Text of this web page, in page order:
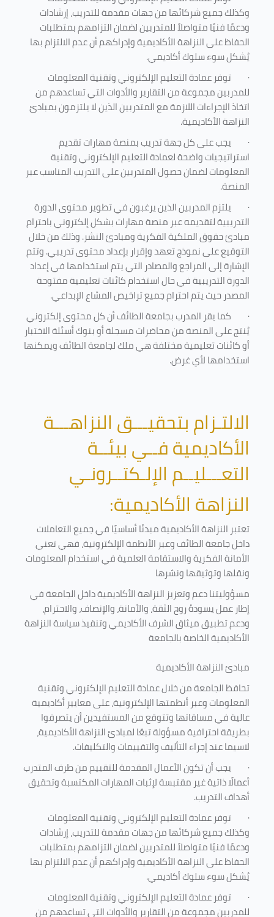
وكذلك جميع شركائها من جهات مقدمة للتدريب، إرشادات
ودعمًا فنيًا متواصلاً للمتدربين لضمان التزامهم بمتطلبات
الحفاظ على النزاهة الأكاديمية وإدراكهم أن عدم الالتزام بها
يُشكل سوء سلوك أكاديمي.
· توفر عمادة التعليم الإلكتروني وتقنية المعلومات
للمدربين مجموعة من التقارير والأدوات التي تساعدهم من
اتخاذ الإجراءات اللازمة مع المتدربين الذين لا يلتزمون بمبادئ
النزاهة الأكاديمية.
· يجب على كل جهة تدريب بمنصة مهارات تقديم
استراتيجيات واضحة لعمادة التعليم الإلكتروني وتقنية
المعلومات لضمان حصول المتدربين على التدريب المناسب عبر
المنصة.
· يلتزم المدربين الذين يرغبون في تطوير محتوى الدورة
التدريبية لتقديمه عبر منصة مهارات بشكل إلكتروني باحترام
مبادئ حقوق الملكية الفكرية ومبادئ النشر. وذلك من خلال
التوقيع على نموذج تعهد وإقرار بإعداد محتوى تدريبي. وتتم
الإشارة إلى المراجع والمصادر التي يتم استخدامها في إعداد
الدورة التدريبية في حال استخدام كائنات تعليمية مفتوحة
المصدر حيث يتم احترام جميع تراخيص المشاع الإبداعي.
· كما يقر المدرب بجامعة الطائف أن كل محتوى إلكتروني
يُنتج على المنصة من محاضرات مسجلة أو بنوك أسئلة الاختبار
أو كائنات تعليمية مختلفة هي ملك لجامعة الطائف ويمكنها
استخدامها لأي غرض.
الالتـزام بتحقيـــق النزاهـــة
الأكاديمية فــي بيئــة
التعـــليــم الإلـكتــرونـي
النزاهة الأكاديمية:
تعتبر النزاهة الأكاديمية مبدئا أساسيًا في جميع التعاملات
داخل جامعة الطائف وعبر الأنظمة الإلكترونية، فهي تعني
الأمانة الفكرية والاستقامة العلمية في استخدام المعلومات
ونقلها وتوثيقها ونشرها
مسؤوليتنا دعم وتعزيز النزاهة الأكاديمية داخل الجامعة في
إطار عمل يسودهُ روح الثقة، والأمانة، والإنصاف، والاحترام،
ودعم تطبيق ميثاق الشرف الأكاديمي وتنفيذ سياسة النزاهة
الأكاديمية الخاصة بالجامعة
مبادئ النزاهة الأكاديمية
تحافظ الجامعة من خلال عمادة التعليم الإلكتروني وتقنية
المعلومات وعبر أنظمتها الإلكترونية، على معايير أكاديمية
عالية في مساقاتها وتتوقع من المستفيدين أن يتصرفوا
بطريقة احترافية مسؤولة تبعًا لمبادئ النزاهة الأكاديمية،
لاسيما عند إجراء التأليف والتقييمات والتكليفات.
· يجب أن تكون الأعمال المقدمة للتقييم من طرف المتدرب
أعمالًا ذاتية غير مقتبسة لإثبات المهارات المكتسبة وتحقيق
أهداف التدريب.
· توفر عمادة التعليم الإلكتروني وتقنية المعلومات
وكذلك جميع شركائها من جهات مقدمة للتدريب، إرشادات
ودعمًا فنيًا متواصلاً للمتدربين لضمان التزامهم بمتطلبات
الحفاظ على النزاهة الأكاديمية وإدراكهم أن عدم الالتزام بها
يُشكل سوء سلوك أكاديمي.
· توفر عمادة التعليم الإلكتروني وتقنية المعلومات
للمدربين مجموعة من التقارير والأدوات التي تساعدهم من